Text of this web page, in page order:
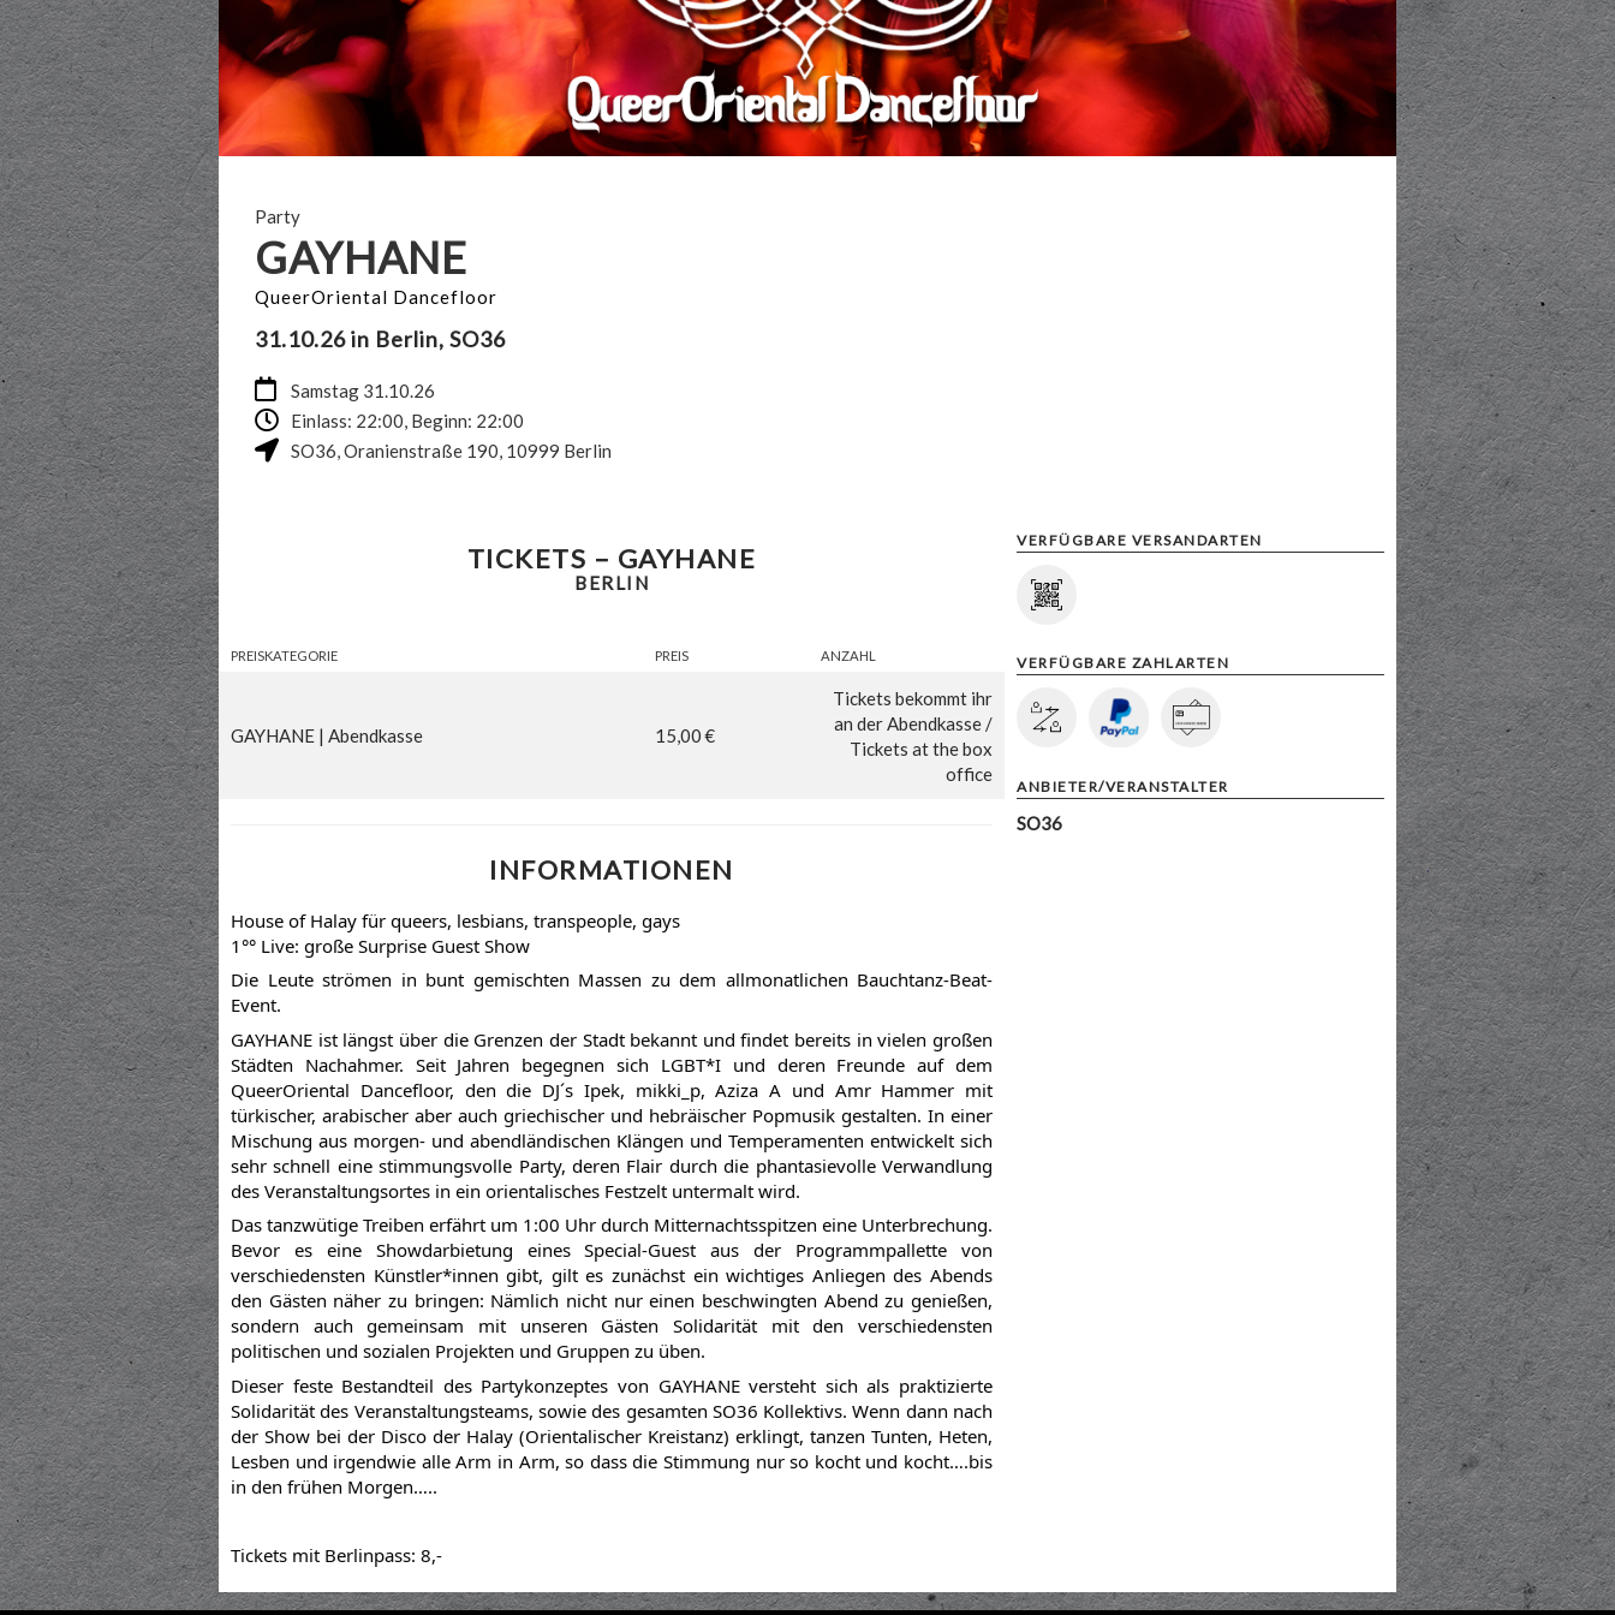
Party
GAYHANE
QueerOriental Dancefloor
31.10.26 in Berlin, SO36
Samstag 31.10.26
Einlass: 22:00, Beginn: 22:00
SO36 Oranienstraße 190 10999 Berlin
TICKETS – GAYHANE
BERLIN
PREISKATEGORIE PREIS ANZAHL
GAYHANE | Abendkasse 15,00 €
Tickets bekommt ihr
an der Abendkasse /
Tickets at the box
office
INFORMATIONEN
House of Halay für queers, lesbians, transpeople, gays
1°° Live: große Surprise Guest Show
Die Leute strömen in bunt gemischten Massen zu dem allmonatlichen Bauchtanz-Beat-
Event.
GAYHANE ist längst über die Grenzen der Stadt bekannt und findet bereits in vielen großen
Städten Nachahmer. Seit Jahren begegnen sich LGBT*I und deren Freunde auf dem
QueerOriental Dancefloor, den die DJ´s Ipek, mikki_p, Aziza A und Amr Hammer mit
türkischer, arabischer aber auch griechischer und hebräischer Popmusik gestalten. In einer
Mischung aus morgen- und abendländischen Klängen und Temperamenten entwickelt sich
sehr schnell eine stimmungsvolle Party, deren Flair durch die phantasievolle Verwandlung
des Veranstaltungsortes in ein orientalisches Festzelt untermalt wird.
Das tanzwütige Treiben erfährt um 1:00 Uhr durch Mitternachtsspitzen eine Unterbrechung.
Bevor es eine Showdarbietung eines Special-Guest aus der Programmpallette von
verschiedensten Künstler*innen gibt, gilt es zunächst ein wichtiges Anliegen des Abends
den Gästen näher zu bringen: Nämlich nicht nur einen beschwingten Abend zu genießen,
sondern auch gemeinsam mit unseren Gästen Solidarität mit den verschiedensten
politischen und sozialen Projekten und Gruppen zu üben.
Dieser feste Bestandteil des Partykonzeptes von GAYHANE versteht sich als praktizierte
Solidarität des Veranstaltungsteams, sowie des gesamten SO36 Kollektivs. Wenn dann nach
der Show bei der Disco der Halay (Orientalischer Kreistanz) erklingt, tanzen Tunten, Heten,
Lesben und irgendwie alle Arm in Arm, so dass die Stimmung nur so kocht und kocht….bis
in den frühen Morgen…..
Tickets mit Berlinpass: 8,-
VERFÜGBARE VERSANDARTEN
VERFÜGBARE ZAHLARTEN
ANBIETER/VERANSTALTER
SO36